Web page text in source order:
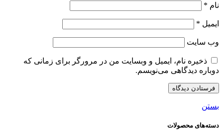
نام *
ایمیل *
وب‌ سایت
ذخیره نام، ایمیل و وبسایت من در مرورگر برای زمانی که
دوباره دیدگاهی می‌نویسم.
بستن
دسته‌های محصولات